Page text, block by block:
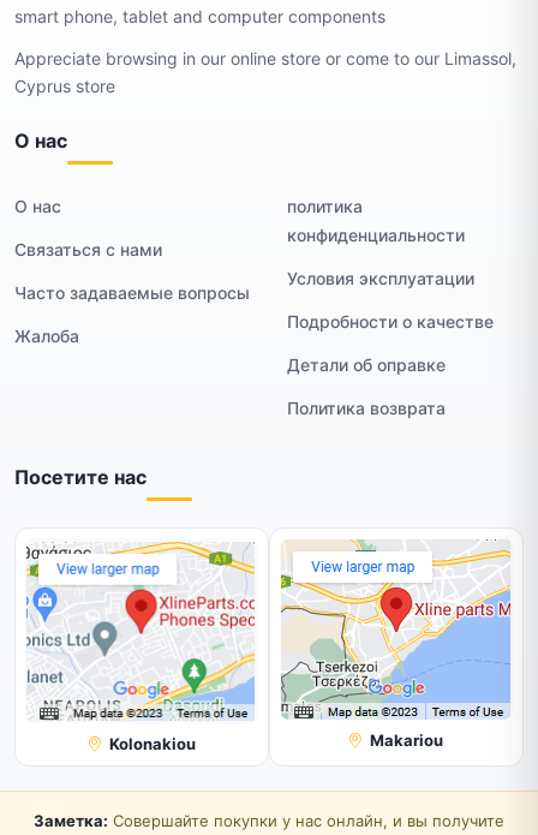
smart phone, tablet and computer components
Appreciate browsing in our online store or come to our Limassol,
Cyprus store
О нас
О нас
Связаться с нами
Часто задаваемые вопросы
Жалоба
политика
конфиденциальности
Условия эксплуатации
Подробности о качестве
Детали об оправке
Политика возврата
Посетите нас
Kolonakiou Makariou
Заметка: Совершайте покупки у нас онлайн, и вы получите